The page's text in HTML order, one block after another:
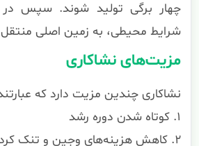
چهار برگی تولید شوند. سپس
شرایط محیطی، به زمین اصلی
مزیت‌های نشاکاری
نشاکاری چندین مزیت دارد که
۱. کوتاه شدن دوره رشد
۲. کاهش هزینه‌های وجین و تنک کردن محصول